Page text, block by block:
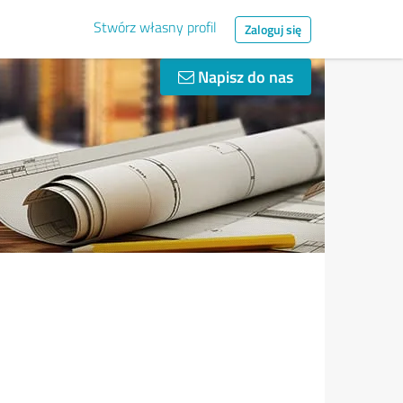
Stwórz własny profil Zaloguj się
Napisz do nas